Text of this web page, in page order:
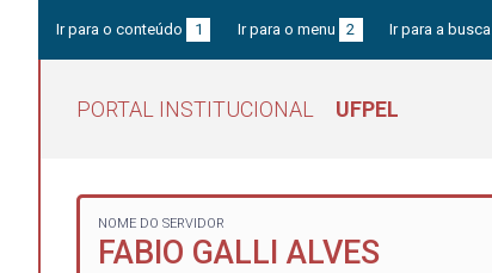
Ir para o conteúdo 1 Ir para o menu 2 Ir para a busca
PORTAL INSTITUCIONAL UFPEL
NOME DO SERVIDOR
FABIO GALLI ALVES